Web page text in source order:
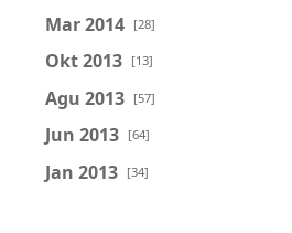
Mar 2014 [28]
Okt 2013 [13]
Agu 2013 [57]
Jun 2013 [64]
Jan 2013 [34]